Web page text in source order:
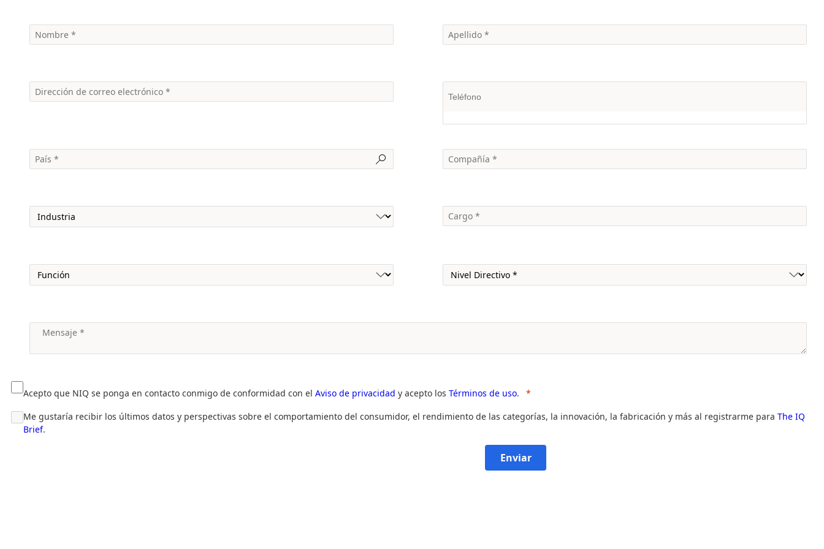
Acepto que NIQ se ponga en contacto conmigo de conformidad con el Aviso de privacidad y acepto los Términos de uso.
Me gustaría recibir los últimos datos y perspectivas sobre el comportamiento del consumidor, el rendimiento de las categorías, la innovación, la fabricación y más al registrarme para The IQ
Brief.
Enviar